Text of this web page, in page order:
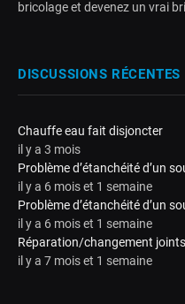
bricolage et devenez un vrai
DISCUSSIONS RÉCENTES
Chauffe eau fait disjoncter
il y a 3 mois
Problème d’étanchéité d’un
il y a 6 mois et 1 semaine
Problème d’étanchéité d’un
il y a 6 mois et 1 semaine
Réparation/changement
il y a 7 mois et 1 semaine